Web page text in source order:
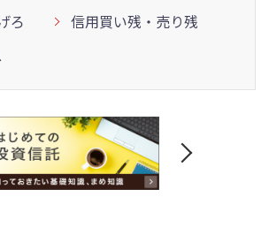
ろ
信用買い残・売り残